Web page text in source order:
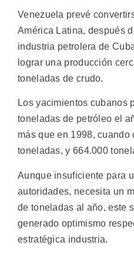
Venezuela prevé
América Latina, después
industria petrolera de
lograr una producción
toneladas de crudo.
Los yacimientos cubanos
toneladas de petróleo el
más que en 1998,
toneladas, y 664.000
Aunque insuficiente para
autoridades, necesita un
de toneladas al año, este
generado optimismo
estratégica industria.